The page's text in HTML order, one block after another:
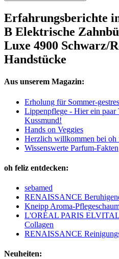
Erfahrungsberichte
B Elektrische
Luxe 4900 Schwarz/
Handstücke
Aus unserem Magazin:
Erholung für Sommer-
Lippenpflege - Hier ein paar
Kussmund!
Hands on Veggies
Herzlich willkommen bei oh
Wissenswerte Parfum-Fakten
oh feliz entdecken:
sebamed
RENAISSANCE
Kneipp Aroma-
L'ORÉAL PARIS ELVITAL
Collagen
RENAISSANCE
Neuheiten: